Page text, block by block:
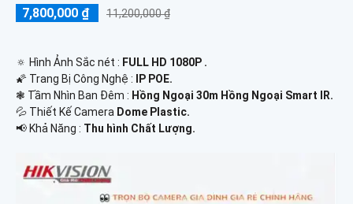
7,800,000 ₫ 11,200,000 ₫
🔅 Hình Ảnh Sắc nét : FULL HD 1080P .
🌠 Trang Bị Công Nghệ :
IP POE.
❃ Tầm Nhìn Ban Đêm : Hồng Ngoại 30m Hồng Ngoại Smart IR.
💦 Thiết Kế Camera Dome Plastic.
️📢 Khả Năng : Thu hình Chất Lượng.